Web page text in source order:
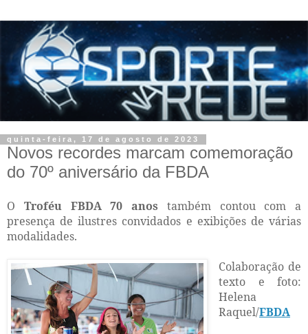
quinta-feira, 17 de agosto de 2023
Novos recordes marcam comemoração
do 70º aniversário da FBDA
O Troféu FBDA 70 anos também contou com a
presença de ilustres convidados e exibições de várias
modalidades.
Colaboração de
texto e foto:
Helena
Raquel/FBDA